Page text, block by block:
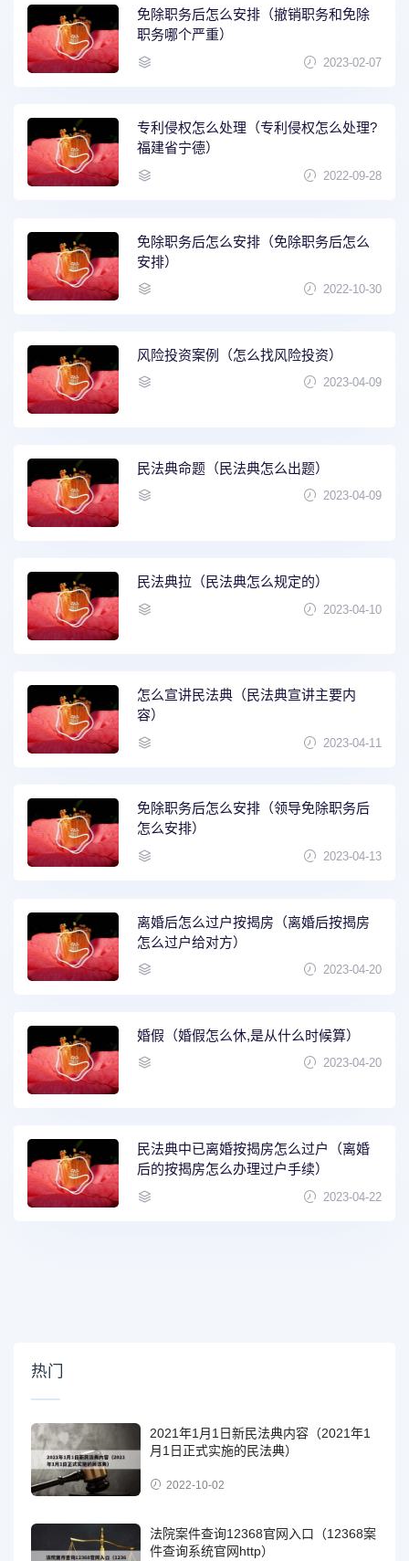
免除职务后怎么安排（撤销职务和免除
职务哪个严重）
2023-02-07
专利侵权怎么处理（专利侵权怎么处理?
福建省宁德）
2022-09-28
免除职务后怎么安排（免除职务后怎么
安排）
2022-10-30
风险投资案例（怎么找风险投资）
2023-04-09
民法典命题（民法典怎么出题）
2023-04-09
民法典拉（民法典怎么规定的）
2023-04-10
怎么宣讲民法典（民法典宣讲主要内
容）
2023-04-11
免除职务后怎么安排（领导免除职务后
怎么安排）
2023-04-13
离婚后怎么过户按揭房（离婚后按揭房
怎么过户给对方）
2023-04-20
婚假（婚假怎么休,是从什么时候算）
2023-04-20
民法典中已离婚按揭房怎么过户（离婚
后的按揭房怎么办理过户手续）
2023-04-22
热门
2021年1月1日新民法典内容（2021年1
月1日正式实施的民法典）
2022-10-02
法院案件查询12368官网入口（12368案
件查询系统官网http）